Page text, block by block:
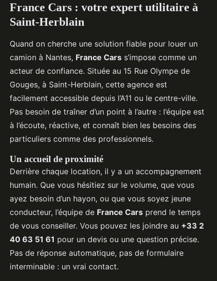
France Cars : votre expert utilitaire à
Saint-Herblain
Quand on cherche une solution fiable pour louer un
camion à Nantes, France Cars s’impose comme un
acteur de confiance. Située au 15 Rue Olympe de
Gouges, à Saint-Herblain, cette agence est
facilement accessible depuis l’A11 ou le centre-ville.
Pas besoin de traîner d’un point à l’autre : l’équipe est
à l’écoute, réactive, et connaît bien les besoins des
particuliers comme des professionnels.
Un accueil de proximité
Derrière chaque location, il y a un accompagnement
humain. Que vous hésitiez sur le volume, que vous
ayez besoin d’un hayon, ou que vous soyez jeune
conducteur, l’équipe de France Cars prend le temps
de vous conseiller. Vous pouvez les joindre au +33 2
40 63 51 61 pour un devis ou une question précise.
Pas de réponse automatique, pas de formulaire
interminable : un vrai contact.